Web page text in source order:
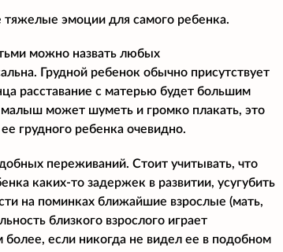
тяжелые эмоции для самого ребенка.
можно назвать любых
Грудной ребенок обычно присутствует
расставание с матерью будет большим
может шуметь и громко плакать, это
грудного ребенка очевидно.
переживаний. Стоит учитывать, что
каких-то задержек в развитии, усугубить
на поминках ближайшие взрослые (мать,
близкого взрослого играет
если никогда не видел ее в подобном